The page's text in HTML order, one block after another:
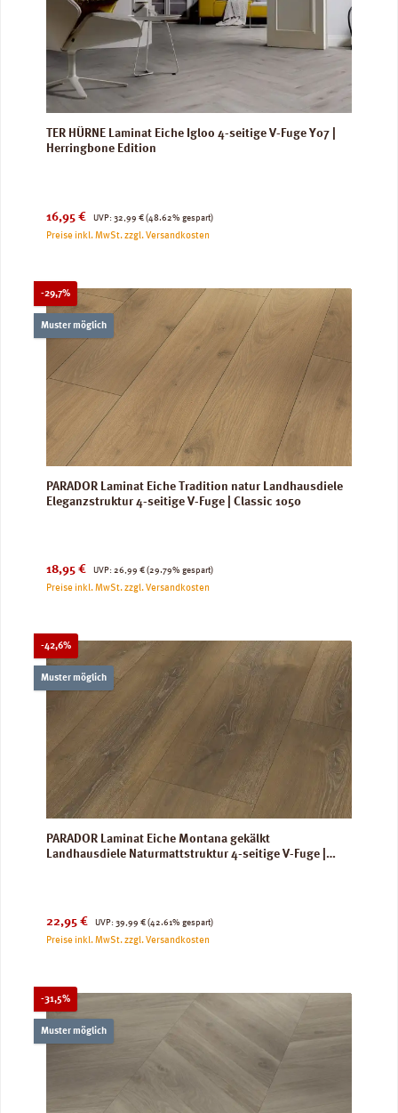
TER HÜRNE Laminat Eiche Igloo 4-seitige V-Fuge Y07 |
Herringbone Edition
Verkaufspreis:
16,95 € UVP:
Regulärer Preis:
32,99 € (48.62% gespart)
Preise inkl. MwSt. zzgl. Versandkosten
-29,7%Rabatt
Muster möglich
PARADOR Laminat Eiche Tradition natur Landhausdiele
Eleganzstruktur 4-seitige V-Fuge | Classic 1050
Verkaufspreis:
18,95 € UVP:
Regulärer Preis:
26,99 € (29.79% gespart)
Preise inkl. MwSt. zzgl. Versandkosten
-42,6%Rabatt
Muster möglich
PARADOR Laminat Eiche Montana gekälkt
Landhausdiele Naturmattstruktur 4-seitige V-Fuge |
Verkaufspreis:
22,95 € UVP:
Regulärer Preis:
39,99 € (42.61% gespart)
Preise inkl. MwSt. zzgl. Versandkosten
-31,5%Rabatt
Muster möglich